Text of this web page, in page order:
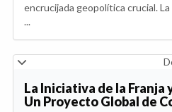
encrucijada geopolítica crucial.
...
La Iniciativa de la Franja
Un Proyecto Global de